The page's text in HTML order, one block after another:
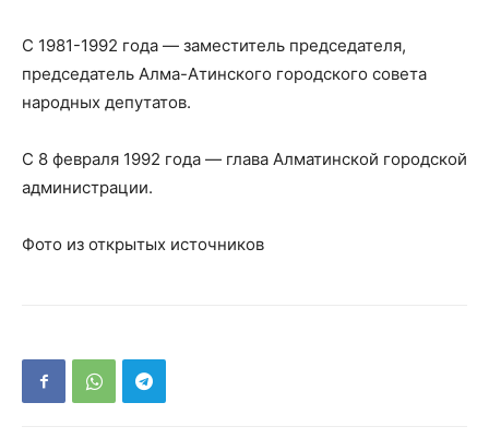
С 1981-1992 года — заместитель председателя,
председатель Алма-Атинского городского совета
народных депутатов.
С 8 февраля 1992 года — глава Алматинской городской
администрации.
Фото из открытых источников